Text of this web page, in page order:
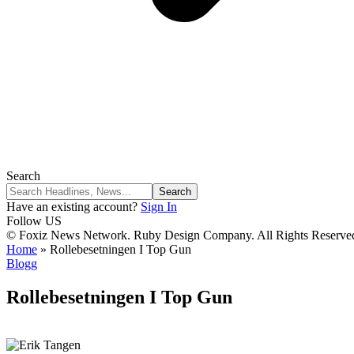
Search
Have an existing account? Sign In
Follow US
© Foxiz News Network. Ruby Design Company. All Rights
Home » Rollebesetningen I Top Gun
Blogg
Rollebesetningen I Top Gun